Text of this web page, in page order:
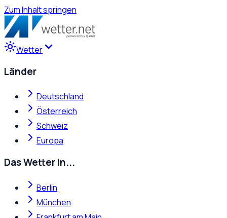
Zum Inhalt springen
Wetter
Länder
Deutschland
Österreich
Schweiz
Europa
Das Wetter in...
Berlin
München